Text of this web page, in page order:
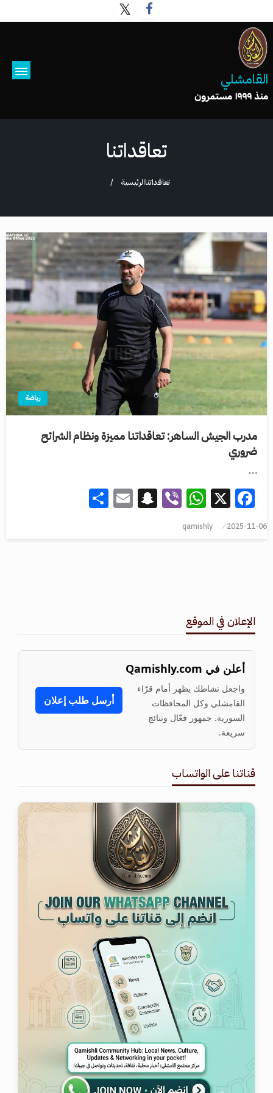
القامشلي
منذ ١٩٩٩ مستمرون
تعاقداتنا
الرئيسيةتعاقداتنا
رياضة
مدرب الجيش الساهر: تعاقداتنا مميزة ونظام الشرائح
ضروري
…
Facebook
X
WhatsApp
Viber
Snapchat
Email
2025-11-06
qamishly
الإعلان في الموقع
أعلن في Qamishly.com
واجعل نشاطك يظهر أمام قرّاء
القامشلي وكل المحافظات
السورية. جمهور فعّال ونتائج
سريعة.
أرسل طلب إعلان
قناتنا على الواتساب